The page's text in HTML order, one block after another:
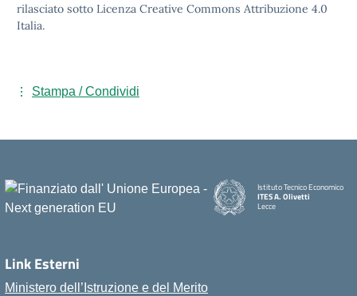
rilasciato sotto Licenza Creative Commons Attribuzione 4.0
Italia.
Stampa / Condividi
Istituto Tecnico Economico
ITES A. Olivetti
Lecce
Link Esterni
Ministero dell’Istruzione e del Merito